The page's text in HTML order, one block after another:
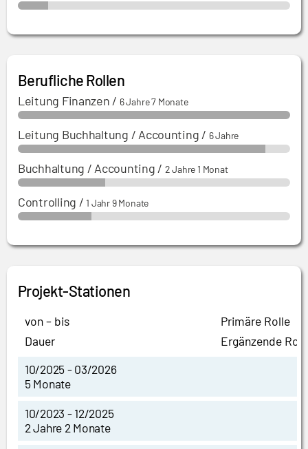
Berufliche Rollen
Leitung Finanzen / 6 Jahre 7 Monate
Leitung Buchhaltung / Accounting / 6 Jahre
Buchhaltung / Accounting / 2 Jahre 1 Monat
Controlling /1 Jahr 9 Monate
Projekt-Stationen
von – bis
Dauer
Primäre Rolle
Ergänzende
10/2025 - 03/2026
5 Monate
10/2023 - 12/2025
2 Jahre 2 Monate